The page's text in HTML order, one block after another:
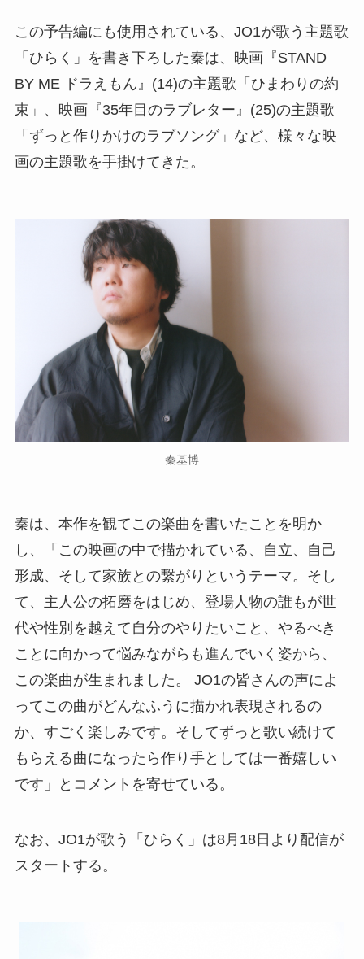
この予告編にも使用されている、JO1が歌う主題歌
「ひらく」を書き下ろした秦は、映画『STAND
BY ME ドラえもん』(14)の主題歌「ひまわりの約
束」、映画『35年目のラブレター』(25)の主題歌
「ずっと作りかけのラブソング」など、様々な映
画の主題歌を手掛けてきた。
秦基博
秦は、本作を観てこの楽曲を書いたことを明か
し、「この映画の中で描かれている、自立、自己
形成、そして家族との繋がりというテーマ。そし
て、主人公の拓磨をはじめ、登場人物の誰もが世
代や性別を越えて自分のやりたいこと、やるべき
ことに向かって悩みながらも進んでいく姿から、
この楽曲が生まれました。 JO1の皆さんの声によ
ってこの曲がどんなふうに描かれ表現されるの
か、すごく楽しみです。そしてずっと歌い続けて
もらえる曲になったら作り手としては一番嬉しい
です」とコメントを寄せている。
なお、JO1が歌う「ひらく」は8月18日より配信が
スタートする。